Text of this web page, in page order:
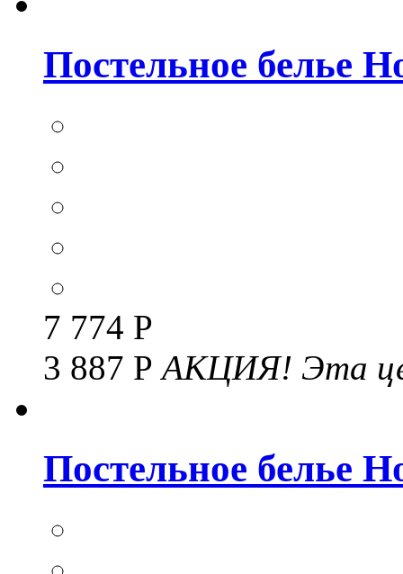
Постельное белье
7 774 Р
3 887 РАКЦИЯ! Эта
Постельное белье